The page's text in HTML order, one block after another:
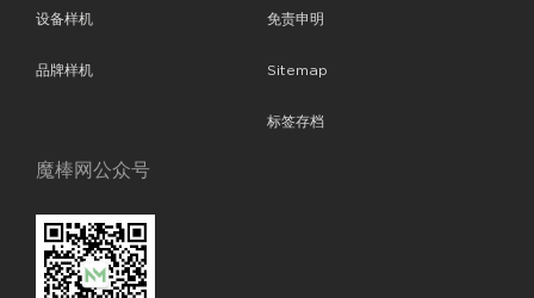
设备样机
品牌样机
免责申明
Sitemap
标签存档
魔棒网公众号